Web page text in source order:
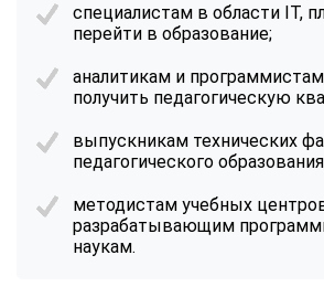
специалистам в области IT,
перейти в образование;
аналитикам и
получить педагогическую
выпускникам технических
педагогического
методистам учебных
разрабатывающим
наукам.